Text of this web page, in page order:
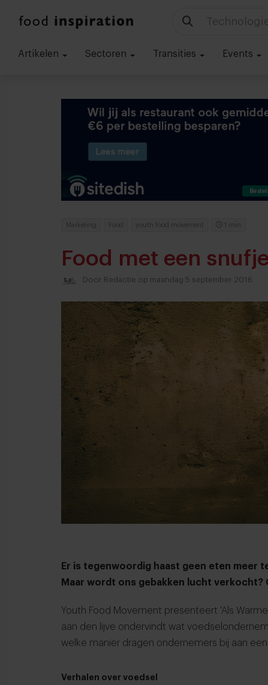
Ik ben op
Artikelen Sectoren Transities Events
Marketing Food youth food movement 1 min
Food met een
Door Redactie op maandag 5 september 2016
Er is tegenwoordig haast geen eten meer
Maar wordt ons gebakken lucht verkocht?
Youth Food Movement presenteert 'Als
aan den lijve ondervindt wat
welke manier dragen ondernemers bij aan
Verhalen over voedsel